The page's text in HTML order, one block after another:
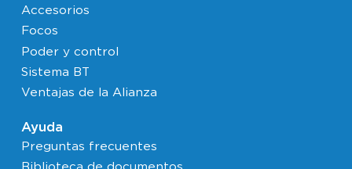
Accesorios
Focos
Poder y control
Sistema BT
Ventajas de la Alianza
Ayuda
Preguntas frecuentes